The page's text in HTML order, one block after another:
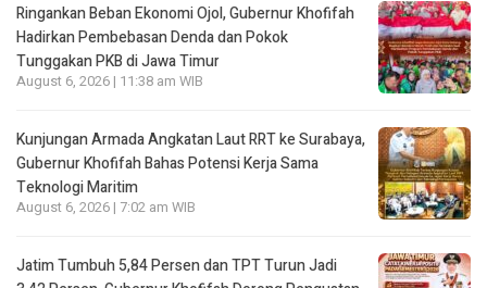
Ringankan Beban Ekonomi Ojol, Gubernur Khofifah
Hadirkan Pembebasan Denda dan Pokok
Tunggakan PKB di Jawa Timur
August 6, 2026 | 11:38 am WIB
Kunjungan Armada Angkatan Laut RRT ke Surabaya,
Gubernur Khofifah Bahas Potensi Kerja Sama
Teknologi Maritim
August 6, 2026 | 7:02 am WIB
Jatim Tumbuh 5,84 Persen dan TPT Turun Jadi